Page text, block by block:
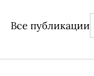
Все публикации